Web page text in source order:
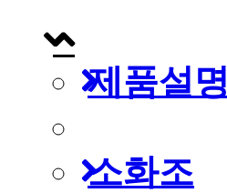
제품설명
소화조